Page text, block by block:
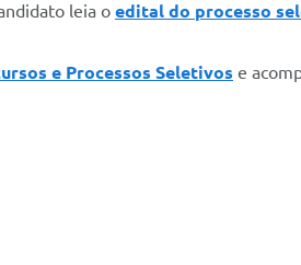
leia o edital do processo
e Processos Seletivos e